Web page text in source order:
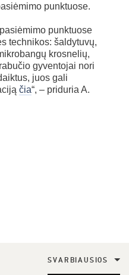
punktuose.
punktuose
technikos: šaldytuvų,
krosnelių,
gyventojai nori
juos gali
čia“, – priduria A.
SVARBIAUSIOS